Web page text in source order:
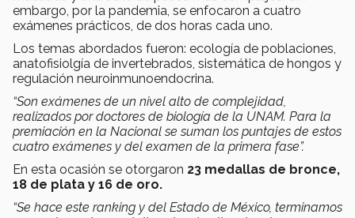
embargo, por la pandemia, se enfocaron a cuatro
exámenes prácticos, de dos horas cada uno.
Los temas abordados fueron: ecología de poblaciones,
anatofisiolgía de invertebrados, sistemática de hongos y
regulación neuroinmunoendocrina.
“Son exámenes de un nivel alto de complejidad,
realizados por doctores de biología de la UNAM. Para la
premiación en la Nacional se suman los puntajes de estos
cuatro exámenes y del examen de la primera fase”.
En esta ocasión se otorgaron 23 medallas de bronce,
18 de plata y 16 de oro.
“Se hace este ranking y del Estado de México, terminamos